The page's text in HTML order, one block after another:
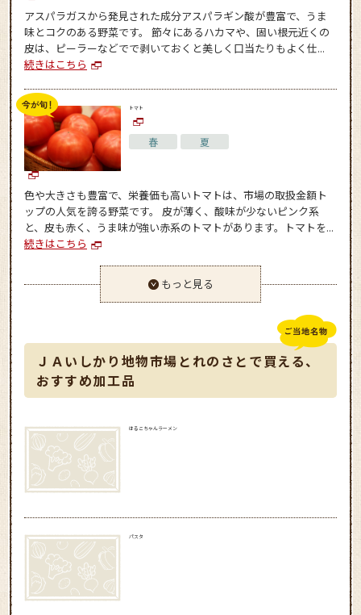
アスパラガスから発見された成分アスパラギン酸が豊富で、うま
味とコクのある野菜です。 節々にあるハカマや、固い根元近くの
皮は、ピーラーなどでで剥いておくと美しく口当たりもよく仕...
続きはこちら
トマト
春 夏
色や大きさも豊富で、栄養価も高いトマトは、市場の取扱金額ト
ップの人気を誇る野菜です。 皮が薄く、酸味が少ないピンク系
と、皮も赤く、うま味が強い赤系のトマトがあります。トマトを...
続きはこちら
もっと見る
ＪＡいしかり地物市場とれのさとで買える、
おすすめ加工品
はるこちゃんラーメン
パスタ